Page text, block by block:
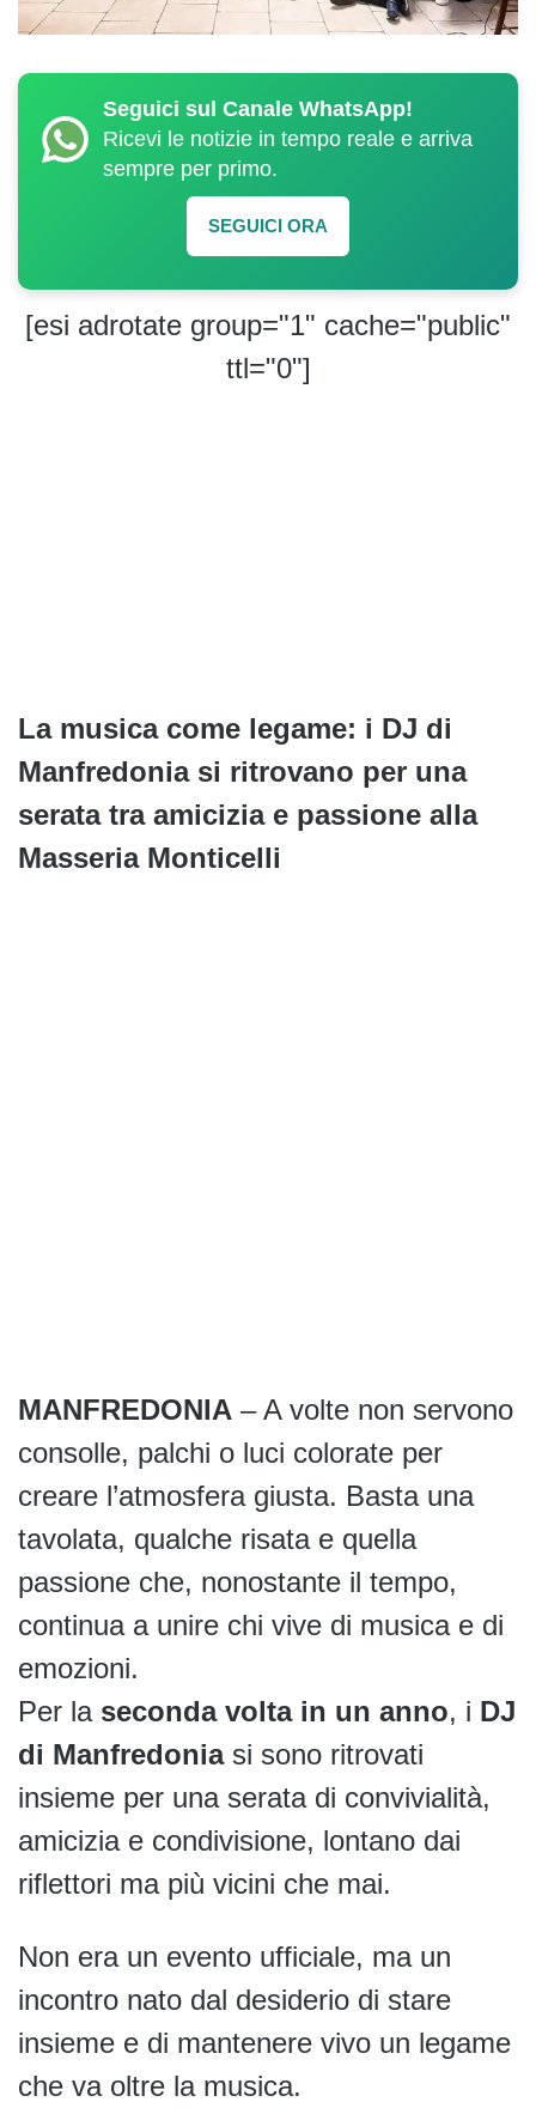
Seguici sul Canale WhatsApp!
Ricevi le notizie in tempo reale e arriva
sempre per primo.
SEGUICI ORA
[esi adrotate group="1" cache="public"
ttl="0"]
La musica come legame: i DJ di
Manfredonia si ritrovano per una
serata tra amicizia e passione alla
Masseria Monticelli
MANFREDONIA – A volte non servono
consolle, palchi o luci colorate per
creare l’atmosfera giusta. Basta una
tavolata, qualche risata e quella
passione che, nonostante il tempo,
continua a unire chi vive di musica e di
emozioni.
Per la seconda volta in un anno, i DJ
di Manfredoniasi sono ritrovati
insieme per una serata di convivialità,
amicizia e condivisione, lontano dai
riflettori ma più vicini che mai.
Non era un evento ufficiale, ma un
incontro nato dal desiderio di stare
insieme e di mantenere vivo un legame
che va oltre la musica.